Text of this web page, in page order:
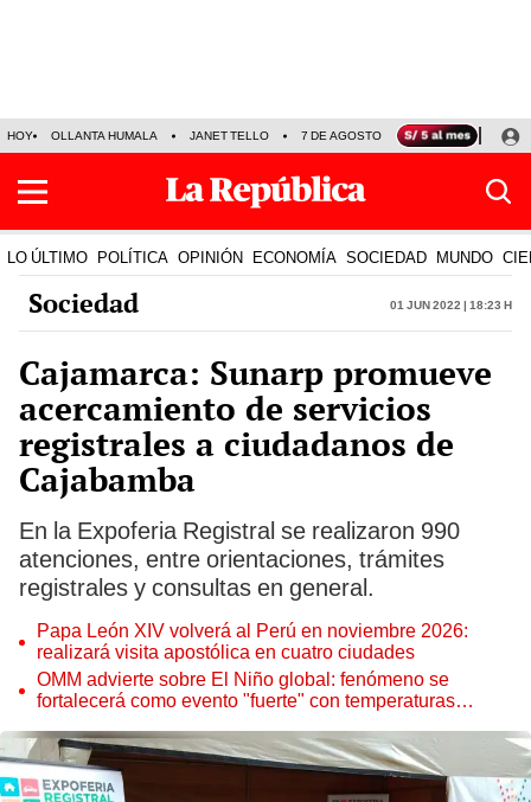
HOY OLLANTA HUMALA JANET TELLO 7 DE AGOSTO TINKA RESULTADOS
LO ÚLTIMO POLÍTICA OPINIÓN ECONOMÍA SOCIEDAD MUNDO
Sociedad 01 Jun 2022 | 18:23 h
Cajamarca: Sunarp promueve
acercamiento de servicios
registrales a ciudadanos de
Cajabamba
En la Expoferia Registral se realizaron 990
atenciones, entre orientaciones, trámites
registrales y consultas en general.
Papa León XIV volverá al Perú en noviembre 2026:
realizará visita apostólica en cuatro ciudades
OMM advierte sobre El Niño global: fenómeno se
fortalecerá como evento "fuerte" con temperaturas